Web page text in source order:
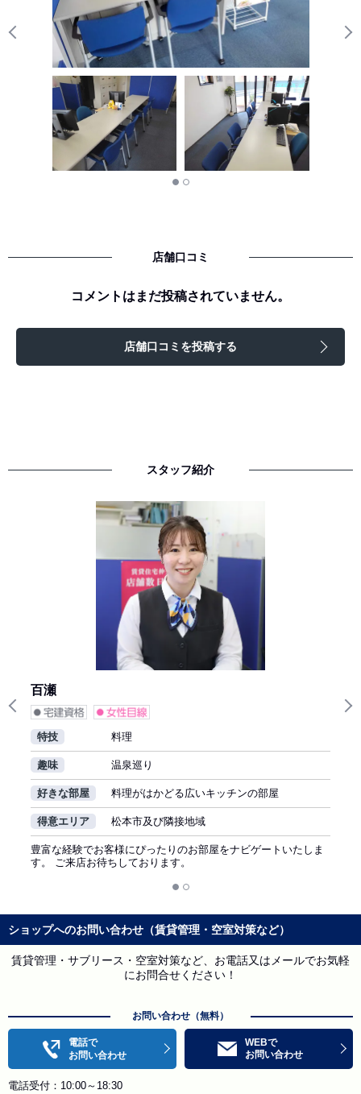
Previous
店舗口コミ
コメントはまだ投稿されていません。
店舗口コミを投稿する
スタッフ紹介
Previous
百瀬
特技 料理
趣味 温泉巡り
好きな部屋 料理がはかどる広いキッチンの部屋
得意エリア 松本市及び隣接地域
豊富な経験でお客様にぴったりのお部屋をナビゲートいたしま
す。 ご来店お待ちしております。
ショップへのお問い合わせ（賃貸管理・空室対策など）
賃貸管理・サブリース・空室対策など、お電話又はメールでお気軽
にお問合せください！
お問い合わせ（無料）
電話で
お問い合わせ
WEBで
お問い合わせ
電話受付：10:00～18:30